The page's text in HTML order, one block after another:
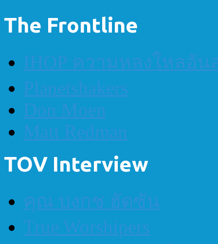
The Frontline
IHOP ความหลงใหลอัน
Planetshakers
Don Moen
Matt Redman
TOV Interview
คุณ บงกช ฮัดซัน
True Worshipers